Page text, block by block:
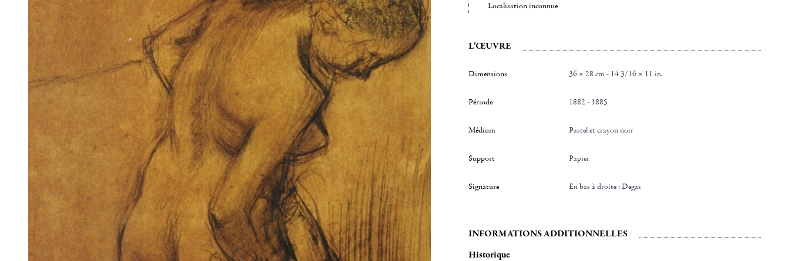
Localisation inconnue
L'ŒUVRE
Dimensions 36 × 28 cm - 14 3/16 × 11 in.
Période 1882 - 1885
Médium Pastel et crayon noir
Support papier
Signature en bas à droite : Degas
INFORMATIONS ADDITIONNELLES
Historique